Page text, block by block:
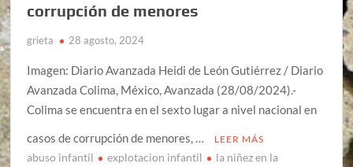
corrupción de menores
grieta 28 agosto, 2024
Imagen: Diario Avanzada Heidi de León Gutiérrez / Diario
Avanzada Colima, México, Avanzada (28/08/2024).-
Colima se encuentra en el sexto lugar a nivel nacional en
casos de corrupción de menores, …
LEER MÁS
abuso infantil explotacion infantil
la niñez en la